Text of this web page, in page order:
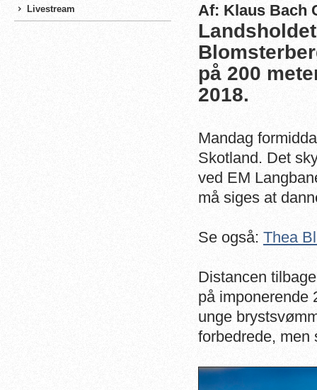
Livestream
Af: Klaus Bach
på 200
2018.
Mandag
Skotland. Det
ved EM
må siges at
Se også: Thea
Distancen
på imponerende
unge
forbedrede, men